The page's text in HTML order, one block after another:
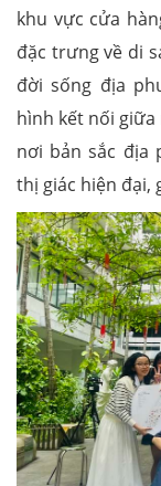
khu vực cửa
đặc trưng về di
đời sống địa
hình kết nối
nơi bản sắc địa
thị giác hiện đại,